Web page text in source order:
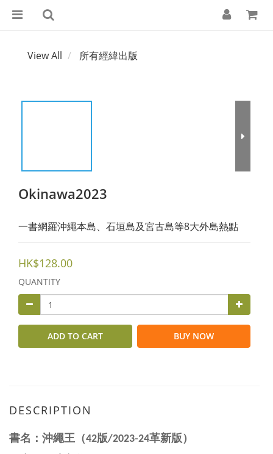
View All 所有經緯出版
Okinawa2023
一書網羅沖繩本島、石垣島及宮古島等8大外島熱點
HK$128.00
QUANTITY
ADD TO CART BUY NOW
DESCRIPTION
書名：沖繩王（42版/2023-24革新版）